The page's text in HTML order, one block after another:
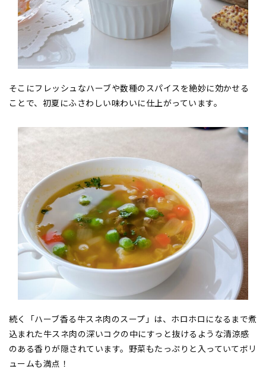
そこにフレッシュなハーブや数種のスパイスを絶妙に効かせる
ことで、初夏にふさわしい味わいに仕上がっています。
続く「ハーブ香る牛スネ肉のスープ」は、ホロホロになるまで煮
込まれた牛スネ肉の深いコクの中にすっと抜けるような清涼感
のある香りが隠されています。野菜もたっぷりと入っていてボリ
ュームも満点！